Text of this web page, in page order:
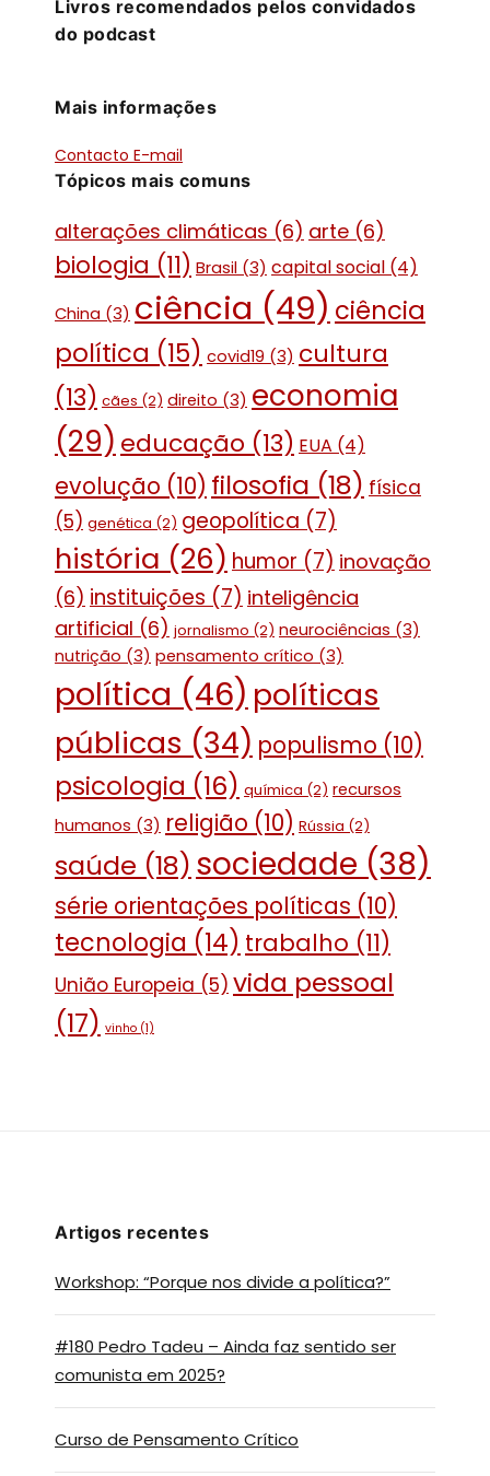
Livros recomendados pelos convidados
do podcast
Mais informações
Contacto E-mail
Tópicos mais comuns
alterações climáticas (6) arte (6)
biologia (11) Brasil (3) capital social (4)
China (3) ciência (49) ciência
política (15) covid19 (3) cultura
(13) cães (2) direito (3) economia
(29) educação (13) EUA (4)
evolução (10) filosofia (18) física
(5) genética (2) geopolítica (7)
história (26) humor (7) inovação
(6) instituições (7) inteligência
artificial (6) jornalismo (2) neurociências (3)
nutrição (3) pensamento crítico (3)
política (46) políticas
públicas (34) populismo (10)
psicologia (16) química (2) recursos
humanos (3) religião (10) Rússia (2)
saúde (18) sociedade (38)
série orientações políticas (10)
tecnologia (14) trabalho (11)
União Europeia (5) vida pessoal
(17) vinho (1)
Artigos recentes
Workshop: “Porque nos divide a política?”
#180 Pedro Tadeu – Ainda faz sentido ser
comunista em 2025?
Curso de Pensamento Crítico